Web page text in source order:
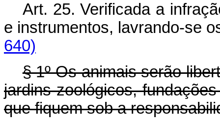
Art. 25. Verificada a
e instrumentos, lavrando-
640)
§ 1º Os animais serão
jardins zoológicos,
que fiquem sob a